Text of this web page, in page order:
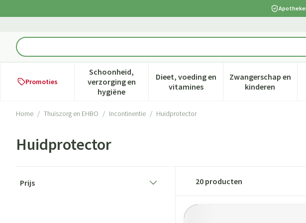
Product, merk, categorie...
Promoties
Schoonheid,
verzorging en
hygiëne
Toon submenu voor Schoonheid, verzorging en
Dieet, voeding en
vitaminesToon submenu voor Dieet,
Zwangerschap en
kinderen
Toon
Home / Thuiszorg en EHBO / Incontinentie / Huidprotector
Huidprotector
Prijs
20 producten